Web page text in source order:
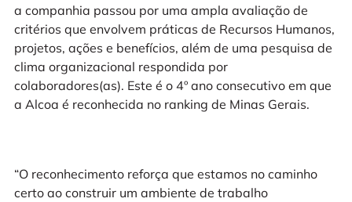
a companhia passou por uma ampla avaliação de
critérios que envolvem práticas de Recursos Humanos,
projetos, ações e benefícios, além de uma pesquisa de
clima organizacional respondida por
colaboradores(as). Este é o 4º ano consecutivo em que
a Alcoa é reconhecida no ranking de Minas Gerais.
“O reconhecimento reforça que estamos no caminho
certo ao construir um ambiente de trabalho